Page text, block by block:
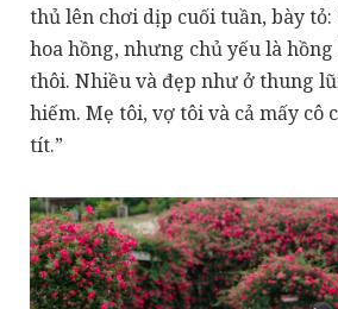
thủ lên chơi dịp cuối tuần, bày tỏ:
hoa hồng, nhưng chủ yếu là
thôi. Nhiều và đẹp như ở thung
hiếm. Mẹ tôi, vợ tôi và cả mấy cô
tít.”